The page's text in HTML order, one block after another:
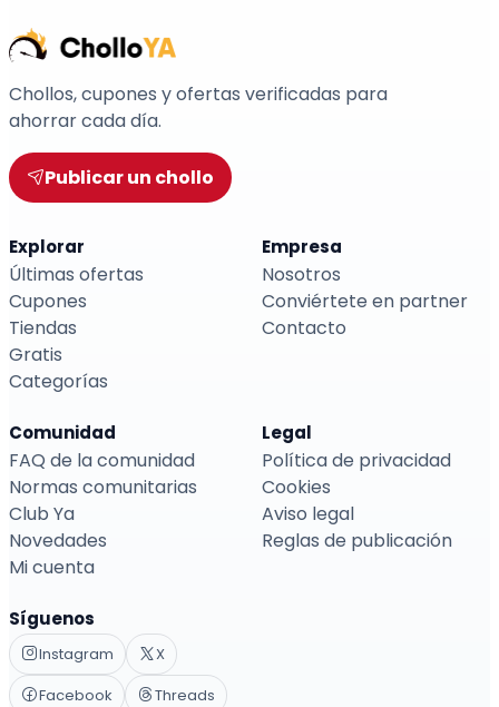
Chollos, cupones y ofertas verificadas para
ahorrar cada día.
Publicar un chollo
Explorar
Últimas ofertas
Cupones
Tiendas
Gratis
Categorías
Empresa
Nosotros
Conviértete en partner
Contacto
Comunidad
FAQ de la comunidad
Normas comunitarias
Club Ya
Novedades
Mi cuenta
Legal
Política de privacidad
Cookies
Aviso legal
Reglas de publicación
Síguenos
Instagram
X
Facebook
Threads